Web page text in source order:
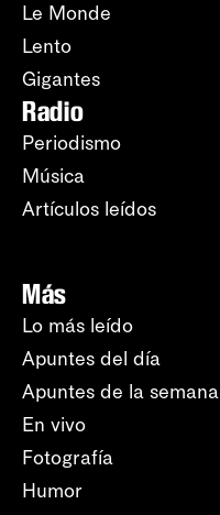
Le Monde
Lento
Gigantes
Radio
Periodismo
Música
Artículos leídos
Más
Lo más leído
Apuntes del día
Apuntes de la semana
En vivo
Fotografía
Humor